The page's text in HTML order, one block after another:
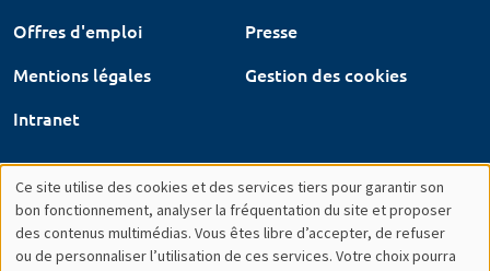
Offres d'emploi
Presse
Mentions légales
Gestion des cookies
Intranet
Utilisation
des
Ce site utilise des cookies et des services tiers pour garantir son
bon fonctionnement, analyser la fréquentation du site et proposer
des contenus multimédias. Vous êtes libre d’accepter, de refuser
ou de personnaliser l’utilisation de ces services. Votre choix pourra